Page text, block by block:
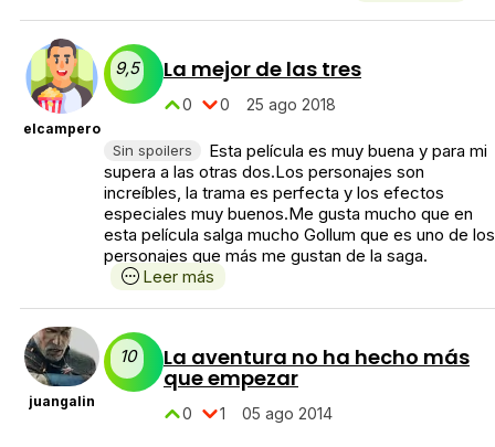
elcampero
9,5 La mejor de las tres
0 0 25 ago 2018
Sin spoilers
Esta película es muy buena y para mi
supera a las otras dos.Los personajes son
increíbles, la trama es perfecta y los efectos
especiales muy buenos.Me gusta mucho que en
esta película salga mucho Gollum que es uno de los
personajes que más me gustan de la saga.
Leer más
juangalin
10 La aventura no ha hecho más
que empezar
0 1 05 ago 2014